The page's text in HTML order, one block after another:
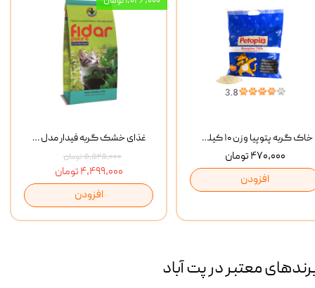
غذای خشک گربه فیدار مدل Adult وزن 10 کیلوگرم
۵,۵۲۵,۰۰۰ تومان
۴,۴۹۹,۰۰۰ تومان
افزودن
خاک گربه پتوپیا وزن ۱۰ کیلوگرم
۴۷۰,۰۰۰ تومان
افزودن
معتبر در پت آباد